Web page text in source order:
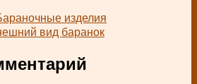
изделия
вид баранок